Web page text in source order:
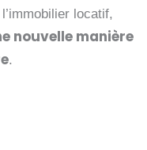
locatif,
nouvelle manière
.